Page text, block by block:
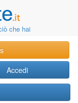
che hai
Accedi